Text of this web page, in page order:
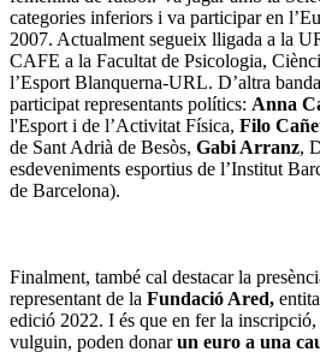
categories inferiors i va participar en
2007. Actualment segueix lligada a la
CAFE a la Facultat de Psicologia,
l’Esport Blanquerna-URL. D’altra
participat representants polítics: Anna
l'Esport i de l’Activitat Física, Filo
de Sant Adrià de Besòs, Gabi Arranz,
esdeveniments esportius de l’Institut
de Barcelona).
Finalment, també cal destacar la
representant de la Fundació Ared,
edició 2022. I és que en fer la inscripció,
vulguin, poden donarun euro a una